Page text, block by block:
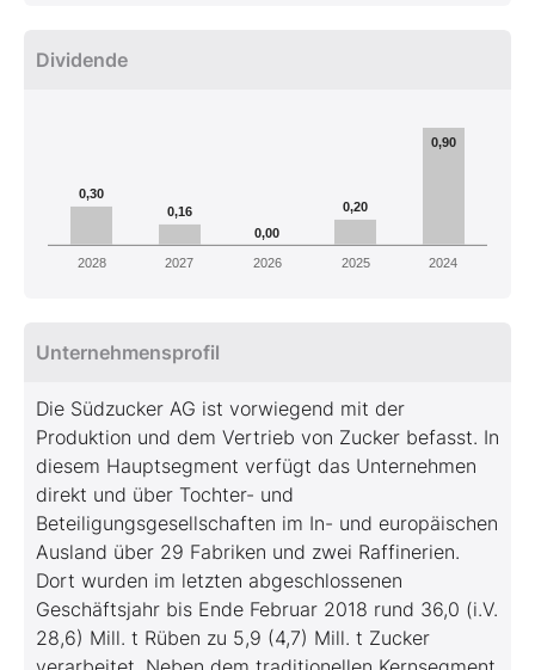
Dividende
0,30
0,16
0,00
0,20
0,90
2028 2027 2026 2025 2024
Unternehmensprofil
Die Südzucker AG ist vorwiegend mit der
Produktion und dem Vertrieb von Zucker befasst. In
diesem Hauptsegment verfügt das Unternehmen
direkt und über Tochter- und
Beteiligungsgesellschaften im In- und europäischen
Ausland über 29 Fabriken und zwei Raffinerien.
Dort wurden im letzten abgeschlossenen
Geschäftsjahr bis Ende Februar 2018 rund 36,0 (i.V.
28,6) Mill. t Rüben zu 5,9 (4,7) Mill. t Zucker